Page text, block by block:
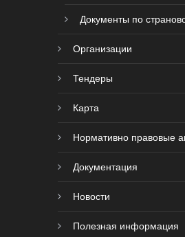
Документы по
Организации
Тендеры
Карта
Нормативно правовые
Документация
Новости
Полезная информация